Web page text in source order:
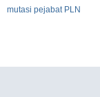
mutasi pejabat PLN